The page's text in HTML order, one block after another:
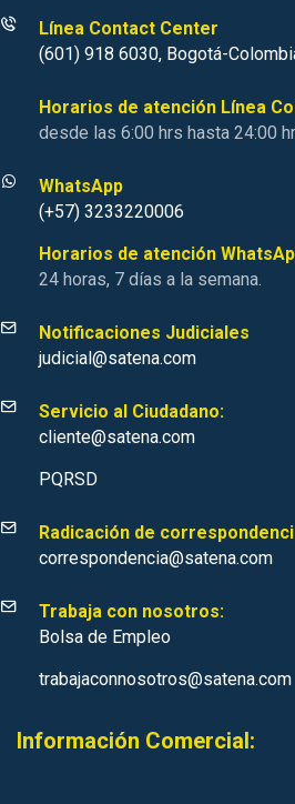
Línea Contact Center
(601) 918 6030, Bogotá-
Horarios de atención Línea
desde las 6:00 hrs hasta 24:00
WhatsApp
(+57) 3233220006
Horarios de atención
24 horas, 7 días a la semana.
Notificaciones Judiciales
judicial@satena.com
Servicio al Ciudadano:
cliente@satena.com
PQRSD
Radicación de
correspondencia@satena.com
Trabaja con nosotros:
Bolsa de Empleo
trabajaconnosotros@satena.com
Información Comercial: